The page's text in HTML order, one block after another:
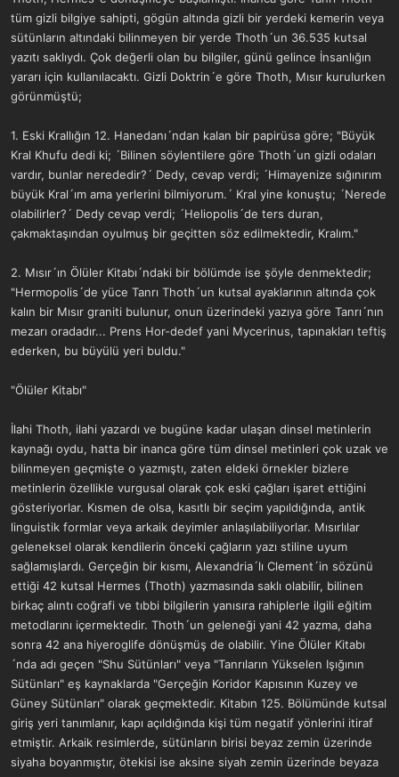
tüm gizli bilgiye sahipti, gögün altında gizli bir yerdeki kemerin veya
sütünların altındaki bilinmeyen bir yerde Thoth´un 36.535 kutsal
yazıtı saklıydı. Çok değerli olan bu bilgiler, günü gelince İnsanlığın
yararı için kullanılacaktı. Gizli Doktrin´e göre Thoth, Mısır kurulurken
görünmüştü;
1. Eski Krallığın 12. Hanedanı´ndan kalan bir papirüsa göre; "Büyük
Kral Khufu dedi ki; ´Bilinen söylentilere göre Thoth´un gizli odaları
vardır, bunlar nerededir?´ Dedy, cevap verdi; ´Himayenize sığınırım
büyük Kral´ım ama yerlerini bilmiyorum.´ Kral yine konuştu; ´Nerede
olabilirler?´ Dedy cevap verdi; ´Heliopolis´de ters duran,
çakmaktaşından oyulmuş bir geçitten söz edilmektedir, Kralım."
2. Mısır´ın Ölüler Kitabı´ndaki bir bölümde ise şöyle denmektedir;
"Hermopolis´de yüce Tanrı Thoth´un kutsal ayaklarının altında çok
kalın bir Mısır graniti bulunur, onun üzerindeki yazıya göre Tanrı´nın
mezarı oradadır... Prens Hor-dedef yani Mycerinus, tapınakları teftiş
ederken, bu büyülü yeri buldu."
"Ölüler Kitabı"
İlahi Thoth, ilahi yazardı ve bugüne kadar ulaşan dinsel metinlerin
kaynağı oydu, hatta bir inanca göre tüm dinsel metinleri çok uzak ve
bilinmeyen geçmişte o yazmıştı, zaten eldeki örnekler bizlere
metinlerin özellikle vurgusal olarak çok eski çağları işaret ettiğini
gösteriyorlar. Kısmen de olsa, kasıtlı bir seçim yapıldığında, antik
linguistik formlar veya arkaik deyimler anlaşılabiliyorlar. Mısırlılar
geleneksel olarak kendilerin önceki çağların yazı stiline uyum
sağlamışlardı. Gerçeğin bir kısmı, Alexandria´lı Clement´in sözünü
ettiği 42 kutsal Hermes (Thoth) yazmasında saklı olabilir, bilinen
birkaç alıntı coğrafi ve tıbbi bilgilerin yanısıra rahiplerle ilgili eğitim
metodlarını içermektedir. Thoth´un geleneği yani 42 yazma, daha
sonra 42 ana hiyeroglife dönüşmüş de olabilir. Yine Ölüler Kitabı
´nda adı geçen "Shu Sütünları" veya "Tanrıların Yükselen Işığının
Sütünları" eş kaynaklarda "Gerçeğin Koridor Kapısının Kuzey ve
Güney Sütünları" olarak geçmektedir. Kitabın 125. Bölümünde kutsal
giriş yeri tanımlanır, kapı açıldığında kişi tüm negatif yönlerini itiraf
etmiştir. Arkaik resimlerde, sütünların birisi beyaz zemin üzerinde
siyaha boyanmıştır, ötekisi ise aksine siyah zemin üzerinde beyaza